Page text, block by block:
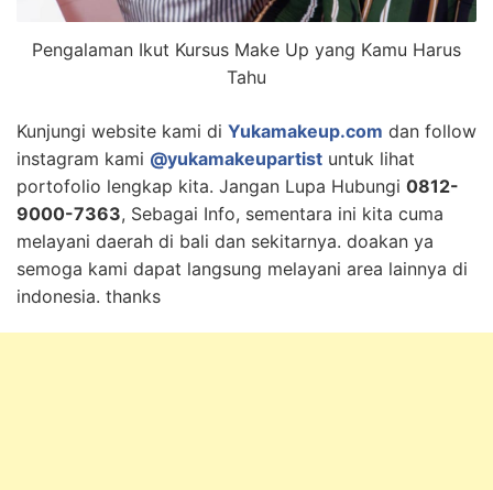
Pengalaman Ikut Kursus Make Up yang Kamu Harus
Tahu
Kunjungi website kami di Yukamakeup.com dan follow
instagram kami @yukamakeupartist untuk lihat
portofolio lengkap kita. Jangan Lupa Hubungi 0812-
9000-7363, Sebagai Info, sementara ini kita cuma
melayani daerah di bali dan sekitarnya. doakan ya
semoga kami dapat langsung melayani area lainnya di
indonesia. thanks